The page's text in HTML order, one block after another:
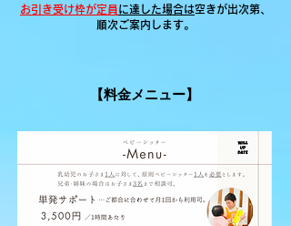
お引き受け枠が定員に達した場合は空きが出次第、
順次ご案内します。
【料金メニュー】